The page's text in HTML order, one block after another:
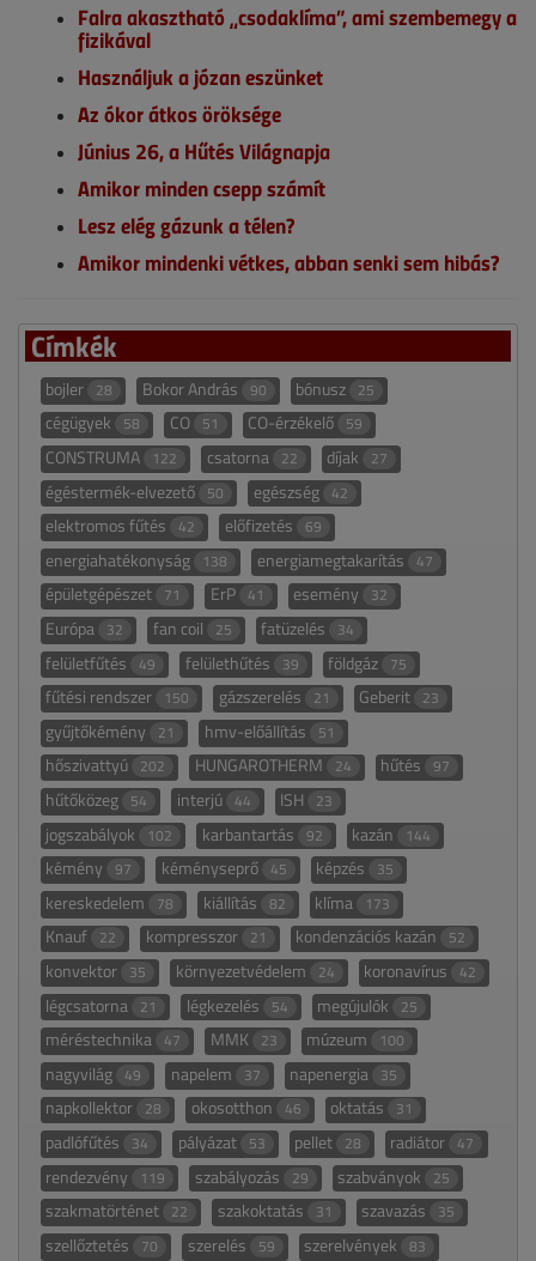
Falra akasztható „csodaklíma”, ami szembemegy a
fizikával
Használjuk a józan eszünket
Az ókor átkos öröksége
Június 26, a Hűtés Világnapja
Amikor minden csepp számít
Lesz elég gázunk a télen?
Amikor mindenki vétkes, abban senki sem hibás?
Címkék
bojler 28 Bokor András 90 bónusz 25
cégügyek 58 CO 51 CO-érzékelő 59
CONSTRUMA 122 csatorna 22 díjak 27
égéstermék-elvezető 50 egészség 42
elektromos fűtés 42 előfizetés 69
energiahatékonyság 138 energiamegtakarítás 47
épületgépészet 71 ErP 41 esemény 32
Európa 32 fan coil 25 fatüzelés 34
felületfűtés 49 felülethűtés 39 földgáz 75
fűtési rendszer 150 gázszerelés 21 Geberit 23
gyűjtőkémény 21 hmv-előállítás 51
hőszivattyú 202 HUNGAROTHERM 24 hűtés 97
hűtőközeg 54 interjú 44 ISH 23
jogszabályok 102 karbantartás 92 kazán 144
kémény 97 kéményseprő 45 képzés 35
kereskedelem 78 kiállítás 82 klíma 173
Knauf 22 kompresszor 21 kondenzációs kazán 52
konvektor 35 környezetvédelem 24 koronavírus 42
légcsatorna 21 légkezelés 54 megújulók 25
méréstechnika 47 MMK 23 múzeum 100
nagyvilág 49 napelem 37 napenergia 35
napkollektor 28 okosotthon 46 oktatás 31
padlófűtés 34 pályázat 53 pellet 28 radiátor 47
rendezvény 119 szabályozás 29 szabványok 25
szakmatörténet 22 szakoktatás 31 szavazás 35
szellőztetés 70 szerelés 59 szerelvények 83